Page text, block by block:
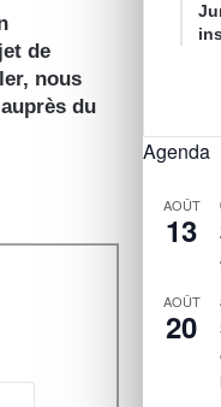
de
nous
du
Agenda
AOÛT
13
AOÛT
20